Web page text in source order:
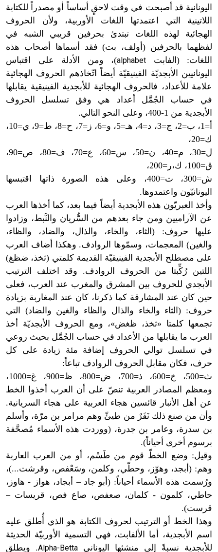
اليونانية قد أصبحت في وقت لاحقٍ أساساً أو مصدراً للكتابة
اللاتينية التي اعتمدتها اللغات الأوربية، ولأن الحروف
الهجائية لهذه اللغات تبتدئ بحرفين قريبي الشبه في
لفظهما بالحرفين (أولف، بت) فقد أسماها أصحاب هذه
اللغات: (الفابت alphabet)، ومن الأدلة على اقتباس
اليونانيين الأبجديّة الفينيقيّة أيضاً اتّخاذهم الحروف الهجائية
علامة للأعداد، فالحروف الهجائية للأبجدية الفينيقية يقابلها
في حساب الجُمَّل أعداد هي وفق تسلسل الحروف
الأبجدية من 1-400، وعلى النحو التالي.
أ=1، ب=2، ج=3، د=4، هـ=5، و=6، ز=7، ح=8، ط=9، ي=10،
ك=20،
ل=30، م=40، ن=50، س=60، ع=70، ف=80، ص=90،
ق=100، ك،ر=200،
ش=300، ت=400، وعلى هذه الصورة ذاتها اقتبسها
اليونانيّون واعتمدوها.
وأخذ العبريّون هذه الأبجدية أيضاً فيما بعد، كما أخذها العرب
عن الآراميين ومن جاء بعدهم من السُّريان والنَّبط، وزادوا
عليها حروف: (الثاء، والخاء، والذال، والضاد، والظاء،
والغين) المعجمات، وسمّوها الروادف. وهكذا أضاف العرب
على مصطلح الأبجدية الفينيقيّة القديمة كلمتي (ثخذ، ضظغ)
اللتين رُكِّبتا من الحروف الروادف. وقد اختلف الترتيب
الأبجدي للحروف بين المشرق والمغرب عند العرب، فعلى
حين كان عند المشارقة كما ذكرنا، كان عند المغاربة بزيادة
حروف: (الثاء والخاء والذال والظاء والغين والضاد) التي
تجمعها كلمتا «ثخذ، ظغض»، ومع الحروف الأبجديّة أخذ
العرب ما يقابلها من الأعداد في حساب الجُمَّل بحيث روعي
في تسلسل توالي الحروف إضافة مئة زيادة على كل
حرف، فكان مقابل الحروف الروادف تباعاً:
ث=500، خ=600، ذ=700، ض=800، ظ=900، غ=1000،
ومعظم المصادر العربية تنصّ على أن العرب أخذوا الخط
عن أهل الأنبار قائسين هجاء العربية على هجاء السريانية.
وأن من صنع ذلك نَفَرٌ من طيئّ وهم مرامر بن مرّة، وأسلم
بن سدرة، وعامر بن جدرة، (ووردت هذه الأسماء مُصحَّفة
برسوم أخرى أحياناً).
وقيل: وضع الخطّ قوم من طَسْم، أو من العرب العاربة
وهم: (أبجد، وهوّز، وحطّي، وكلمن، وسَعْفص، وقرشت...)،
ورُسمت هذه الأسماء أحياناً: (أبو جاد – أبجاد، هواز - هاوز،
حاطي، كلمون - كلمان، صعفص، صاع فص، قريسات –
قرست).
وهذا الخط أو الترتيب لحروف الكتابة هو الذي أُطلق عليه
اسم الأبجدية، أما الألفابت، فهي التسمية الأوربيّة الحديثة
للأبجدية نسبةً إلى منشئها اليوناني Alpha-Betta. ويطلق